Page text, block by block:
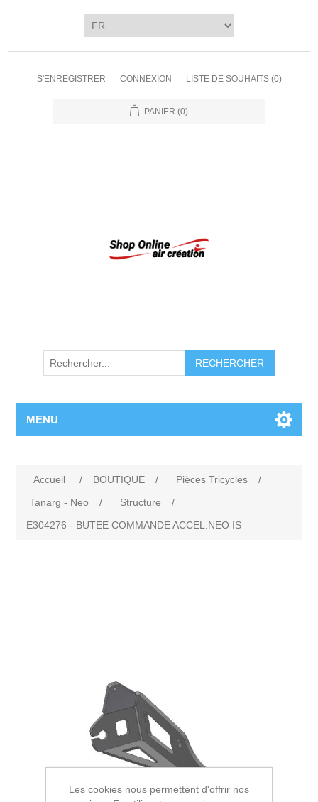
S'ENREGISTRER CONNEXION LISTE DE SOUHAITS (0)
PANIER (0)
RECHERCHER
MENU
Accueil / BOUTIQUE / Pièces Tricycles
/
Tanarg - Neo
/ Structure
/
E304276 - BUTEE COMMANDE ACCEL.NEO IS
Les cookies nous permettent d'offrir nos